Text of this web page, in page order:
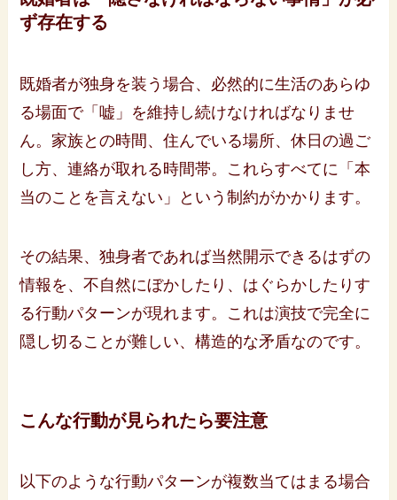
ず存在する
既婚者が独身を装う場合、必然的に生活のあらゆ
る場面で「嘘」を維持し続けなければなりませ
ん。家族との時間、住んでいる場所、休日の過ご
し方、連絡が取れる時間帯。これらすべてに「本
当のことを言えない」という制約がかかります。
その結果、独身者であれば当然開示できるはずの
情報を、不自然にぼかしたり、はぐらかしたりす
る行動パターンが現れます。これは演技で完全に
隠し切ることが難しい、構造的な矛盾なのです。
こんな行動が見られたら要注意
以下のような行動パターンが複数当てはまる場合